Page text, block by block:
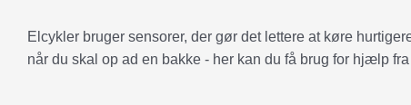
Elcykler bruger sensorer, der gør det lettere at køre
når du skal op ad en bakke - her kan du få brug for hjælp